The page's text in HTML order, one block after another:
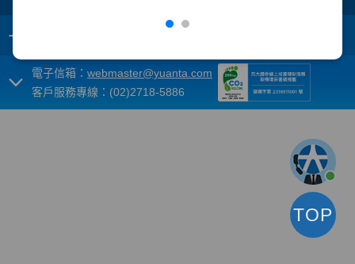
+
電子信箱： webmaster@yuanta.com
客戶服務專線：(02)2718-5886
TOP